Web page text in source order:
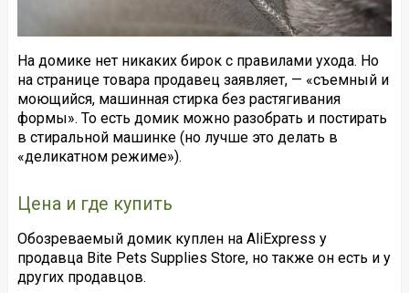
На домике нет никаких бирок с правилами ухода. Но
на странице товара продавец заявляет, — «съемный и
моющийся, машинная стирка без растягивания
формы». То есть домик можно разобрать и постирать
в стиральной машинке (но лучше это делать в
«деликатном режиме»).
Цена и где купить
Обозреваемый домик куплен на AliExpress у
продавца Bite Pets Supplies Store, но также он есть и у
других продавцов.